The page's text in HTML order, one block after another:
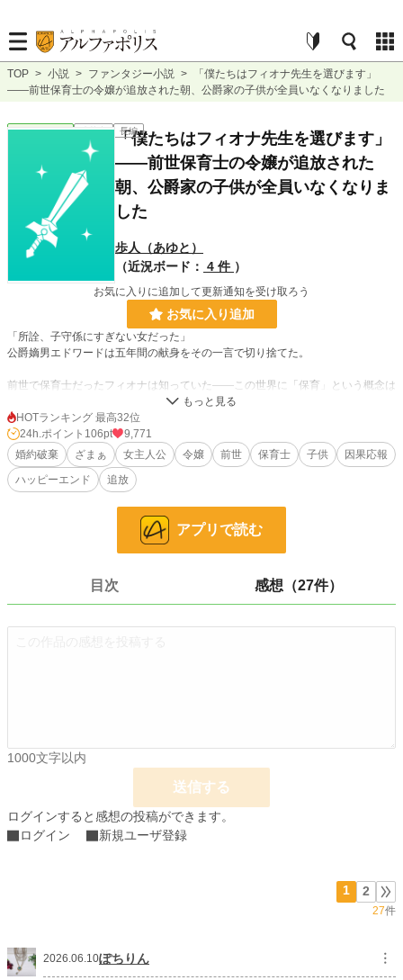
TOP > 小説 > ファンタジー小説 >
「僕たちはフィオナ先生を選びます」
——前世保育士の令嬢が追放された朝、公爵家の子供が全員いなくなりました
ファンタジー 連載中 長編
「僕たちはフィオナ先生を選びます」
——前世保育士の令嬢が追放された
朝、公爵家の子供が全員いなくなりま
した
歩人（あゆと）
（近況ボード： 4 件 ）
お気に入りに追加して更新通知を受け取ろう
お気に入り追加
「所詮、子守係にすぎない女だった」
公爵嫡男エドワードは五年間の献身をその一言で切り捨てた。
前世で保育士だったフィオナは知っていた——この世界に「保育」という概念は
ない。子供は小さな大人として扱われ、養育係は下女と同列。それでも彼女は記
録をつけ続けた。吃音の長男には歌を。夜泣きの長女には百八十夜寄り添った。
偏食の末っ子には星型の人参を。
五年分の成長記録を残して去ったフィオナの元に、三人の子供が歩いてきた。
「僕たちはフィオナ先生を選びます」
子守ではありません——育てていたのです。
10,156 位 / 228,618 件
1,930 位 / 53,262 件
6,555 pt (6,612 位)
年間ポイント 176,028 pt (3,567 位)
HOTランキング 最高32位
24h.ポイント 106pt
9,771
婚約破棄
ざまぁ 女主人公 令嬢 前世 保育士 子供
因果応報
ハッピーエンド
追放
アプリで読む
目次 感想（27件）
1000文字以内
送信する
ログインすると感想の投稿ができます。
ログイン
新規ユーザ登録
1 2
27件
2026.06.10ぽちりん ︙